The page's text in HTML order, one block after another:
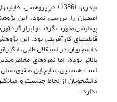
«بدری» (1386) در پژوهشی،
اصفهان را بررسی نمود. این
پیمایشی صورت گرفت و ابزار
قابلیتهای کارآفرینی بود. این
دانشجویان در استقلال طلبی،
بالاتر بوده، اما نمره‌های
است. همچنین، نتایج این تحقیق نشان
دانشجویان از لحاظ جنسیت و
ندارد.